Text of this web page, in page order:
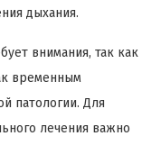
дыхания.
внимания, так как
временным
патологии. Для
лечения важно